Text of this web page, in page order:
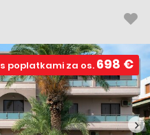
s poplatkami za os. 698 €